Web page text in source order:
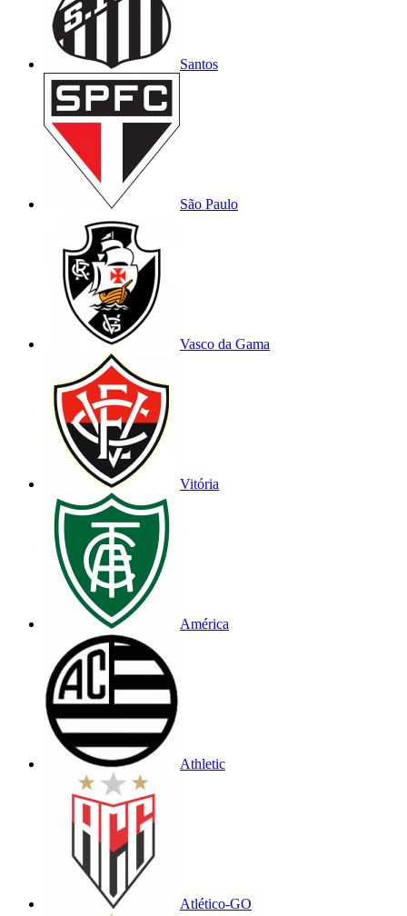
Santos
São Paulo
Vasco da Gama
Vitória
América
Athletic
Atlético-GO